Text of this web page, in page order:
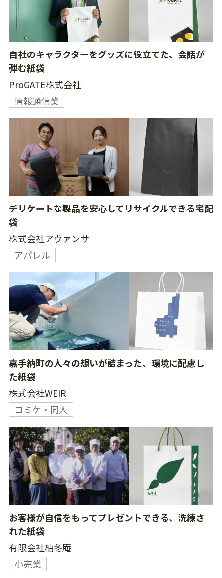
自社のキャラクターをグッズに役立てた、会話が
弾む紙袋
ProGATE株式会社
情報通信業
デリケートな製品を安心してリサイクルできる宅配
袋
株式会社アヴァンサ
アパレル
嘉手納町の人々の想いが詰まった、環境に配慮し
た紙袋
株式会社WEIR
コミケ・同人
お客様が自信をもってプレゼントできる、洗練さ
れた紙袋
有限会社柚冬庵
小売業